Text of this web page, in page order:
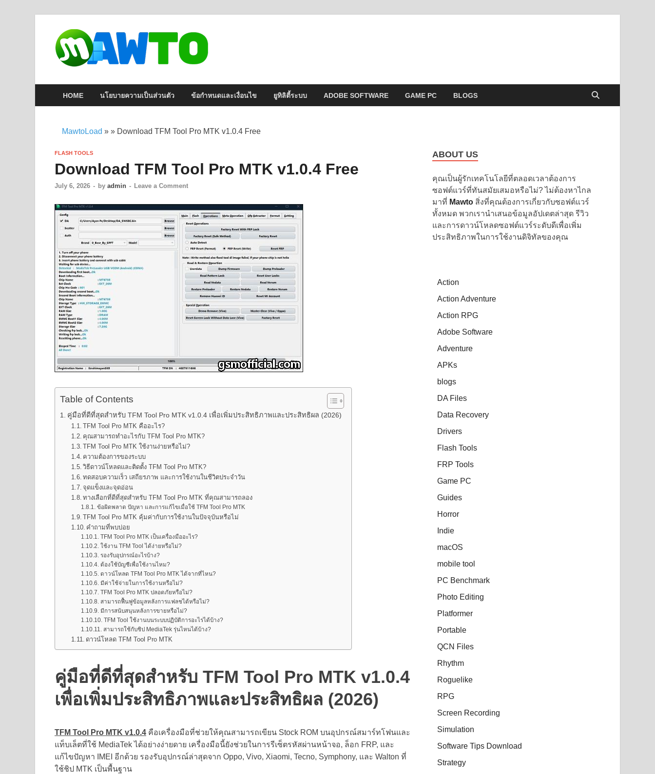
HOME นโยบายความเป็นส่วนตัว ข้อกำหนดและเงื่อนไข ยูทิลิตี้ระบบ ADOBE SOFTWARE GAME PC BLOGS
MawtoLoad » » Download TFM Tool Pro MTK v1.0.4 Free
FLASH TOOLS
Download TFM Tool Pro MTK v1.0.4 Free
July 6, 2026 - by admin - Leave a Comment
Table of Contents
คู่มือที่ดีที่สุดสำหรับ TFM Tool Pro MTK v1.0.4 เพื่อเพิ่มประสิทธิภาพและประสิทธิผล (2026)
TFM Tool Pro MTK คืออะไร?
คุณสามารถทำอะไรกับ TFM Tool Pro MTK?
TFM Tool Pro MTK ใช้งานง่ายหรือไม่?
ความต้องการของระบบ
วิธีดาวน์โหลดและติดตั้ง TFM Tool Pro MTK?
ทดสอบความเร็ว เสถียรภาพ และการใช้งานในชีวิตประจำวัน
จุดแข็งและจุดอ่อน
ทางเลือกที่ดีที่สุดสำหรับ TFM Tool Pro MTK ที่คุณสามารถลอง
ข้อผิดพลาด ปัญหา และการแก้ไขเมื่อใช้ TFM Tool Pro MTK
TFM Tool Pro MTK คุ้มค่ากับการใช้งานในปัจจุบันหรือไม่
คำถามที่พบบ่อย
TFM Tool Pro MTK เป็นเครื่องมืออะไร?
ใช้งาน TFM Tool ได้ง่ายหรือไม่?
รองรับอุปกรณ์อะไรบ้าง?
ต้องใช้บัญชีเพื่อใช้งานไหม?
ดาวน์โหลด TFM Tool Pro MTK ได้จากที่ไหน?
มีค่าใช้จ่ายในการใช้งานหรือไม่?
TFM Tool Pro MTK ปลอดภัยหรือไม่?
สามารถฟื้นฟูข้อมูลหลังการแฟลชได้หรือไม่?
มีการสนับสนุนหลังการขายหรือไม่?
TFM Tool ใช้งานบนระบบปฏิบัติการอะไรได้บ้าง?
สามารถใช้กับชิป MediaTek รุ่นไหนได้บ้าง?
ดาวน์โหลด TFM Tool Pro MTK
คู่มือที่ดีที่สุดสำหรับ TFM Tool Pro MTK v1.0.4
เพื่อเพิ่มประสิทธิภาพและประสิทธิผล (2026)
TFM Tool Pro MTK v1.0.4 คือเครื่องมือที่ช่วยให้คุณสามารถเขียน Stock ROM บนอุปกรณ์สมาร์ทโฟนและ
แท็บเล็ตที่ใช้ MediaTek ได้อย่างง่ายดาย เครื่องมือนี้ยังช่วยในการรีเซ็ตรหัสผ่านหน้าจอ, ล็อก FRP, และ
แก้ไขปัญหา IMEI อีกด้วย รองรับอุปกรณ์ล่าสุดจาก Oppo, Vivo, Xiaomi, Tecno, Symphony, และ Walton ที่
ใช้ชิป MTK เป็นพื้นฐาน
ABOUT US
คุณเป็นผู้รักเทคโนโลยีที่ตลอดเวลาต้องการ
ซอฟต์แวร์ที่ทันสมัยเสมอหรือไม่? ไม่ต้องหาไกล
มาที่ Mawto สิ่งที่คุณต้องการเกี่ยวกับซอฟต์แวร์
ทั้งหมด พวกเรานำเสนอข้อมูลอัปเดตล่าสุด รีวิว
และการดาวน์โหลดซอฟต์แวร์ระดับดีเพื่อเพิ่ม
ประสิทธิภาพในการใช้งานดิจิทัลของคุณ
Action
Action Adventure
Action RPG
Adobe Software
Adventure
APKs
blogs
DA Files
Data Recovery
Drivers
Flash Tools
FRP Tools
Game PC
Guides
Horror
Indie
macOS
mobile tool
PC Benchmark
Photo Editing
Platformer
Portable
QCN Files
Rhythm
Roguelike
RPG
Screen Recording
Simulation
Software Tips Download
Strategy